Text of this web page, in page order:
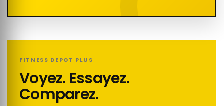
FITNESS DEPOT PLUS
Voyez. Essayez.
Comparez.